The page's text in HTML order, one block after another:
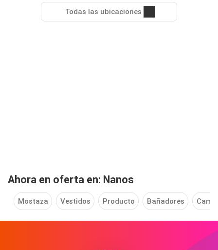
Todas las ubicaciones
Ahora en oferta en: Nanos
Mostaza Vestidos Producto Bañadores